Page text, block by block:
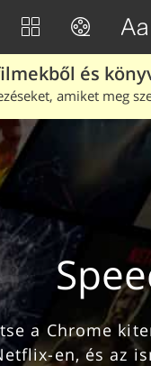
és
amiket meg
filmek és TV műsorok megtekintéséhez a
en, és az